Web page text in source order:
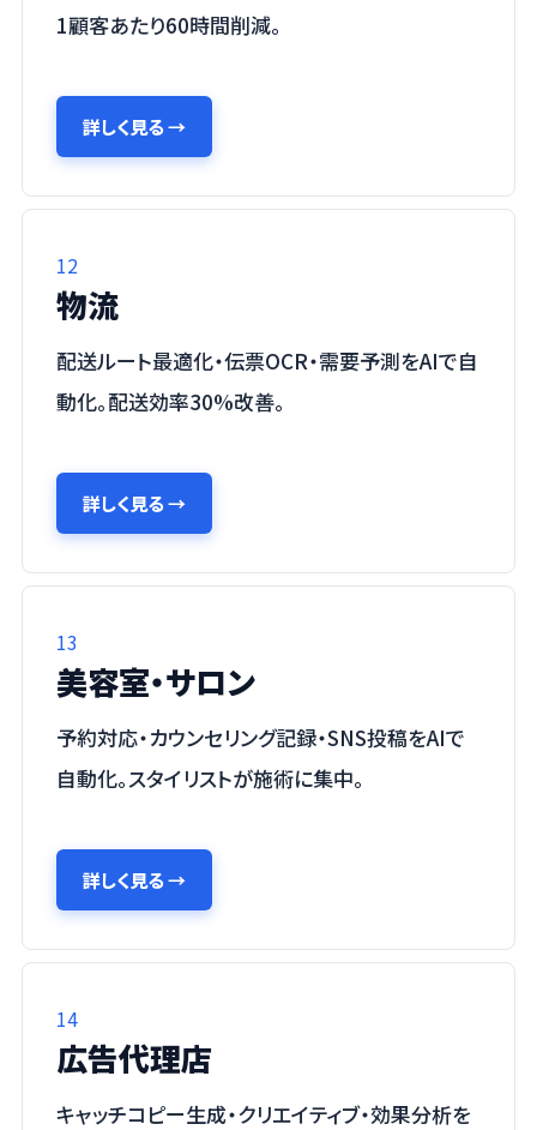
1顧客あたり60時間削減。
詳しく見る→
12
物流
配送ルート最適化・伝票OCR・需要予測をAIで自
動化。配送効率30%改善。
詳しく見る→
13
美容室・サロン
予約対応・カウンセリング記録・SNS投稿をAIで
自動化。スタイリストが施術に集中。
詳しく見る→
14
広告代理店
キャッチコピー生成・クリエイティブ・効果分析を